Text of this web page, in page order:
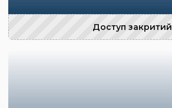
Доступ закритий